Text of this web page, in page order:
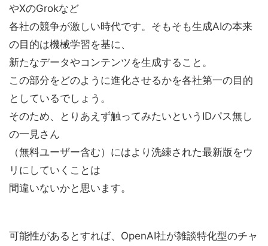
やXのGrokなど
各社の競争が激しい時代です。そもそも生成AIの本来
の目的は機械学習を基に、
新たなデータやコンテンツを生成すること。
この部分をどのように進化させるかを各社第一の目的
としているでしょう。
そのため、とりあえず触ってみたいというIDパス無し
の一見さん
（無料ユーザー含む）にはより洗練された最新版をウ
リにしていくことは
間違いないかと思います。
可能性があるとすれば、OpenAI社が雑談特化型のチャ